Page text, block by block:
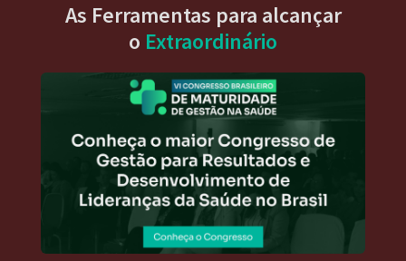
As Ferramentas para alcançar
o Extraordinário